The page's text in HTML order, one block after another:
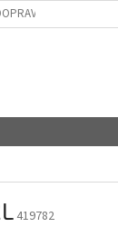
419782